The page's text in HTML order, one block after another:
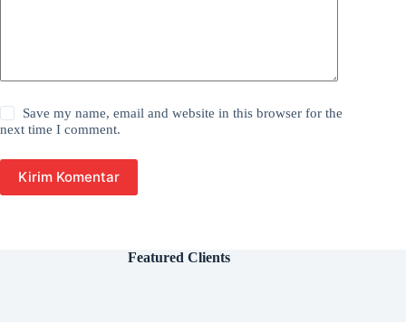
Save my name, email and website in this browser for the
next time I comment.
Kirim Komentar
Featured Clients